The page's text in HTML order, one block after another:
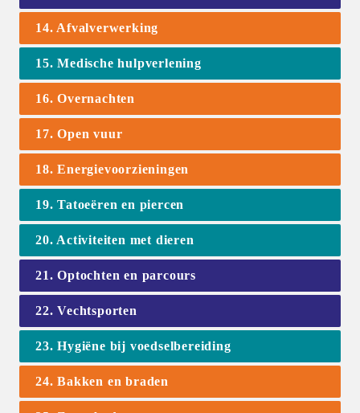
14. Afvalverwerking
15. Medische hulpverlening
16. Overnachten
17. Open vuur
18. Energievoorzieningen
19. Tatoeëren en piercen
20. Activiteiten met dieren
21. Optochten en parcours
22. Vechtsporten
23. Hygiëne bij voedselbereiding
24. Bakken en braden